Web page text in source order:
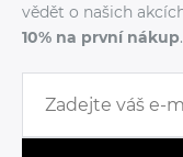
vědět o našich
10% na první nákup.